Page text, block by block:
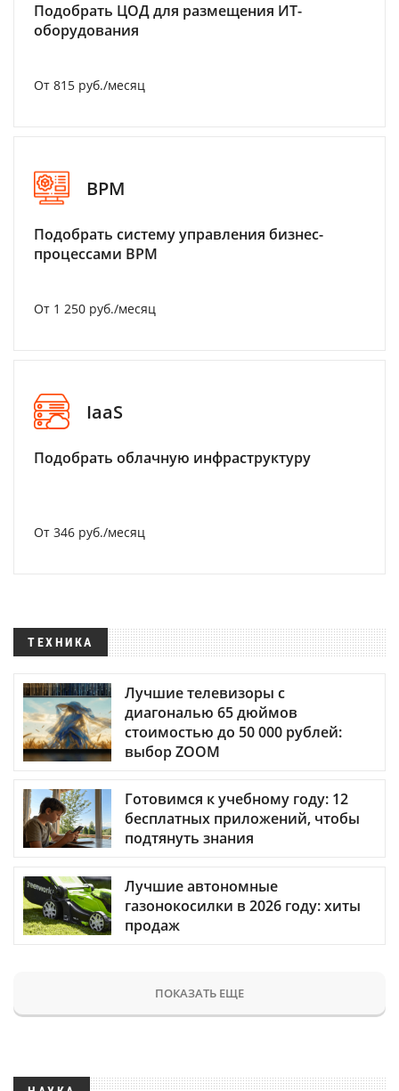
Подобрать ЦОД для размещения ИТ-
оборудования
От 815 руб./месяц
BPM
Подобрать систему управления бизнес-
процессами BPM
От 1 250 руб./месяц
IaaS
Подобрать облачную инфраструктуру
От 346 руб./месяц
ТЕХНИКА
Лучшие телевизоры с
диагональю 65 дюймов
стоимостью до 50 000 рублей:
выбор ZOOM
Готовимся к учебному году: 12
бесплатных приложений, чтобы
подтянуть знания
Лучшие автономные
газонокосилки в 2026 году: хиты
продаж
ПОКАЗАТЬ ЕЩЕ